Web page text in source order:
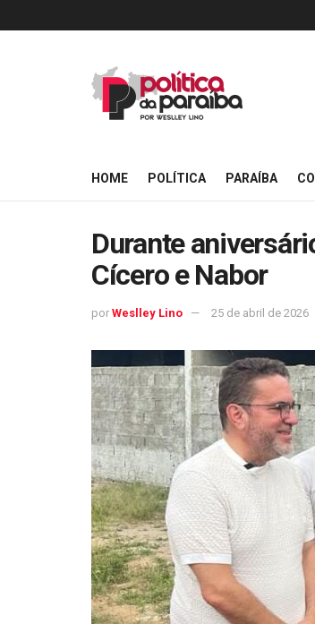
HOME POLÍTICA PARAÍBA
Durante
Cícero e Nabor
por Weslley Lino 25 de abril de 2026